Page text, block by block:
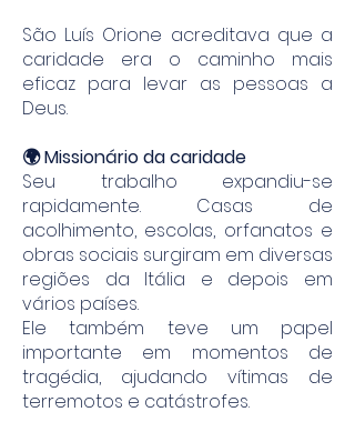
São Luís Orione acreditava que a
caridade era o caminho mais
eficaz para levar as pessoas a
Deus.
🌍 Missionário da caridade
Seu trabalho expandiu-se
rapidamente. Casas de
acolhimento, escolas, orfanatos e
obras sociais surgiram em diversas
regiões da Itália e depois em
vários países.
Ele também teve um papel
importante em momentos de
tragédia, ajudando vítimas de
terremotos e catástrofes.